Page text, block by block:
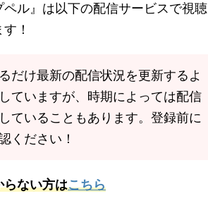
ペル』は以下の配信サービスで視聴
！
だけ最新の配信状況を更新するよ
ていますが、時期によっては配信
ていることもあります。登録前に
ください！
らない方はこちら